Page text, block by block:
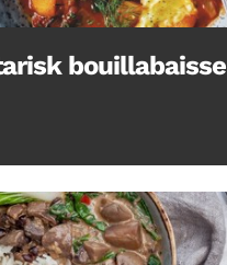
bouillabaisse